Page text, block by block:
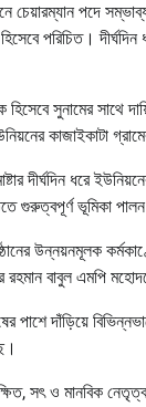
চেয়ারম্যান পদে
পরিচিত।
হিসেবে সুনামের
কাজাইকাটা
দীর্ঘদিন ধরে
গুরুত্বপূর্ণ ভূমিকা
উন্নয়নমূলক
বাবুল এমপি
পাশে দাঁড়িয়ে
সৎ ও মানবিক